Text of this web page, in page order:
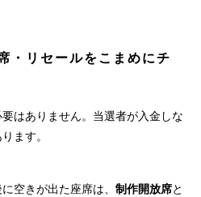
・リセールをこまめにチ
はありません。当選者が入金しな
ます。
空きが出た座席は、 制作開放席と